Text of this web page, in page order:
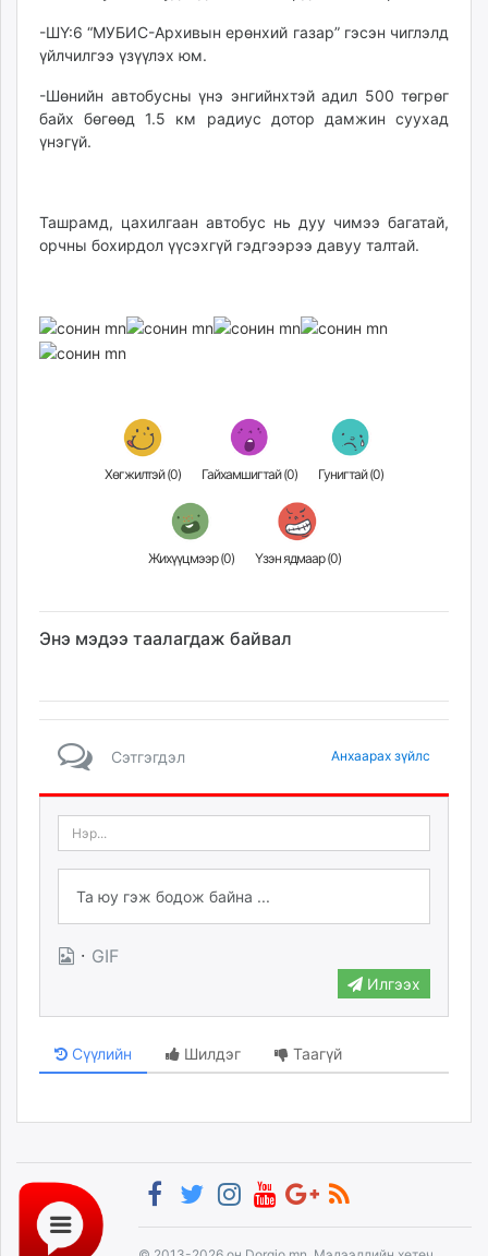
tvmongolia.mn
mass.mn
assa.mn
toim.mn
unread.today
-ШҮ:6 “МУБИС-Архивын ерөнхий газар” гэсэн чиглэлд
үйлчилгээ үзүүлэх юм.
-Шөнийн автобусны үнэ энгийнхтэй адил 500 төгрөг
байх бөгөөд 1.5 км радиус дотор дамжин суухад
үнэгүй.
Ташрамд, цахилгаан автобус нь дуу чимээ багатай,
орчны бохирдол үүсэхгүй гэдгээрээ давуу талтай.
Хөгжилтэй (0) Гайхамшигтай (0) Гунигтай (0)
Жихүүцмээр (0) Үзэн ядмаар (0)
Энэ мэдээ таалагдаж байвал
Сэтгэгдэл Анхаарах зүйлс
· GIF
Илгээх
Сүүлийн Шилдэг Таагүй